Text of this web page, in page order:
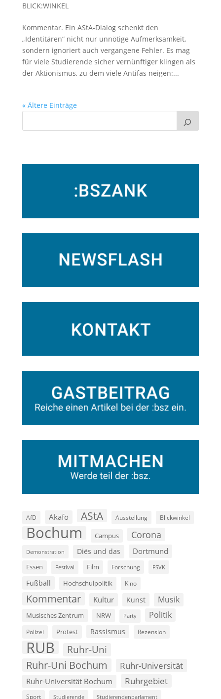
BLICK:WINKEL
Kommentar. Ein AStA-Dialog schenkt den
„Identitären“ nicht nur unnötige Aufmerksamkeit,
sondern ignoriert auch vergangene Fehler. Es mag
für viele Studierende sicher vernünftiger klingen als
der Aktionismus, zu dem viele Antifas neigen:...
« Ältere Einträge
AfD Akafö AStA Ausstellung Blickwinkel
Bochum Campus Corona
Demonstration Diës und das Dortmund
Essen Festival Film Forschung FSVK
Fußball Hochschulpolitik Kino
Kommentar Kultur Kunst Musik
Musisches Zentrum NRW Party Politik
Polizei Protest Rassismus Rezension
RUB Ruhr-Uni
Ruhr-Uni Bochum Ruhr-Universität
Ruhr-Universität Bochum Ruhrgebiet
Sport Studierende Studierendenparlament